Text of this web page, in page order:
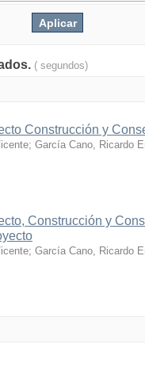
( segundos)
Construcción y
; García Cano, Ricardo
Construcción y
; García Cano, Ricardo